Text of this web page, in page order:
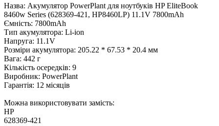
Назва: Акумулятор PowerPlant для ноутбуків HP EliteBook
8460w Series (628369-421, HP8460LP) 11.1V 7800mAh
Ємність: 7800mAh
Тип акумулятора: Li-ion
Напруга: 11.1V
Розміри акумулятора: 205.22 * 67.53 * 20.4 мм
Вага: 442 г
Кількість осередків: 9
Виробник: PowerPlant
Гарантія: 12 місяців
Можна використовувати замість:
HP
628369-421